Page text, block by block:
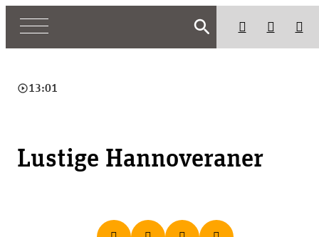
search
play_circle_outline13:01
Lustige Hannoveraner